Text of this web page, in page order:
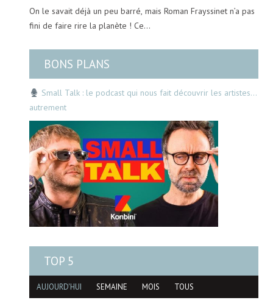
On le savait déjà un peu barré, mais Roman Frayssinet n’a pas
fini de faire rire la planète ! Ce…
BONS PLANS
Small Talk : le podcast qui nous fait découvrir les artistes…
autrement
TOP 5
AUJOURD'HUI SEMAINE MOIS TOUS